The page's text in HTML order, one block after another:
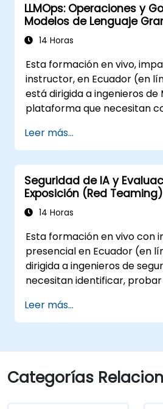
LLMOps: Operaciones y
Modelos de Lenguaje
Producción
14 Horas
Esta formación en vivo,
instructor, en Ecuador (en
está dirigida a ingenieros de
plataforma que necesitan
potenciadas por LLM a escala.
Leer más...
Seguridad de IA y
Exposición (Red
14 Horas
Esta formación en vivo con
presencial en Ecuador (en
dirigida a ingenieros de
necesitan identificar,
aplicaciones impulsadas por
Leer más...
Categorías